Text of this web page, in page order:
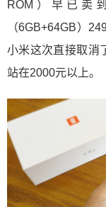
ROM）早已卖
（6GB+64GB）
小米这次直接取消
站在2000元以上。